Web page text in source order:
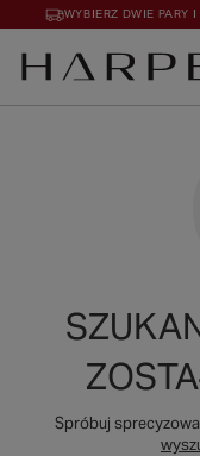
WYBIERZ DWIE PARY
Spróbuj